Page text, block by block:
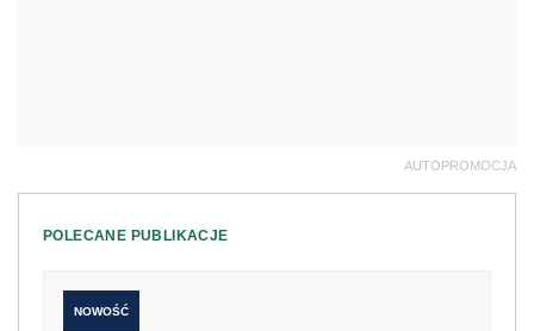
AUTOPROMOCJA
POLECANE PUBLIKACJE
NOWOŚĆ